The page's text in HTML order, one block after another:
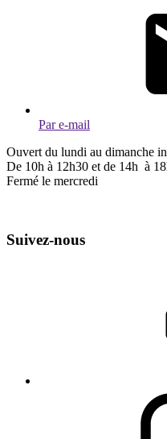
Par e-mail
Ouvert du lundi au dimanche
De 10h à 12h30 et de 14h à
Fermé le mercredi
Suivez-nous